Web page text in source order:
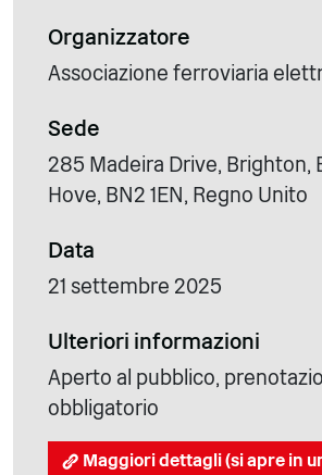
Organizzatore
Associazione ferroviaria
Sede
285 Madeira Drive, Brighton,
Hove, BN2 1EN, Regno Unito
Data
21 settembre 2025
Ulteriori informazioni
Aperto al pubblico,
obbligatorio
Maggiori dettagli (si apre in